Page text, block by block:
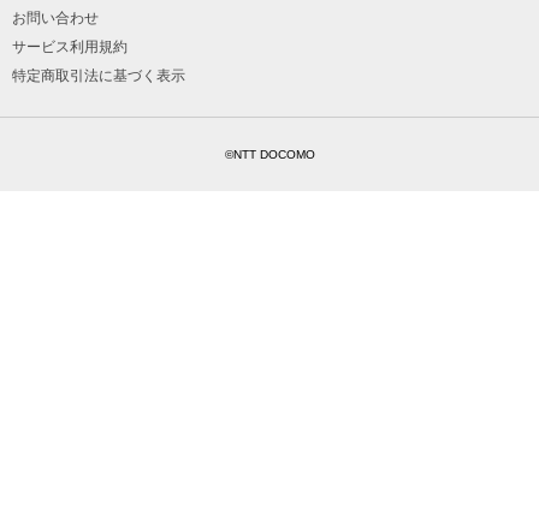
お問い合わせ
サービス利用規約
特定商取引法に基づく表示
©NTT DOCOMO